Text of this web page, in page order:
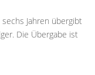
Jahren übergibt
Die Übergabe ist